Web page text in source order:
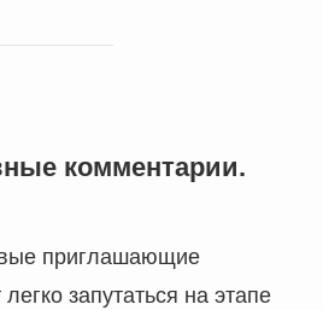
комментарии.
приглашающие
запутаться на этапе